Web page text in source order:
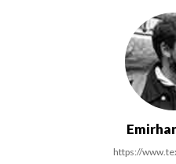
https://